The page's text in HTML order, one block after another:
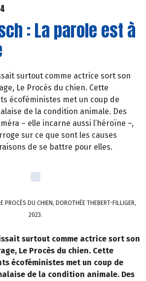
: La parole est à
surtout comme actrice sort son
Le Procès du chien. Cette
écoféministes met un coup de
de la condition animale. Des
– elle incarne aussi l’héroïne –,
sur ce que sont les causes
de se battre pour elles.
PROCÈS DU CHIEN, DOROTHÉE THEBERT-FILLIGER,
2023.
surtout comme actrice sort son
Le Procès du chien. Cette
écoféministes met un coup de
de la condition animale. Des